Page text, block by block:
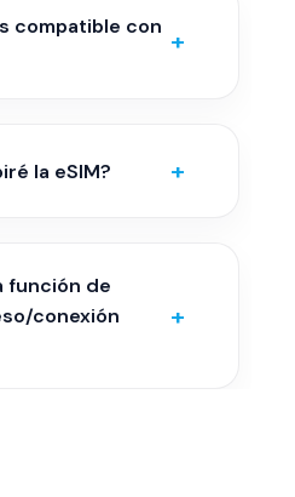
compatible con +
la eSIM? +
función de
conexión
+